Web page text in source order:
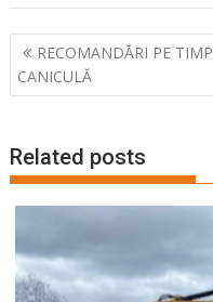
Navigare
în
articole
RECOMANDĂRI PE TIMP
CANICULĂ
Related posts